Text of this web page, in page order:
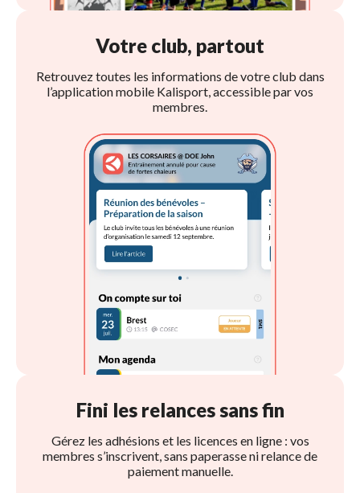
Votre club, partout
Retrouvez toutes les informations de votre club dans
l’application mobile Kalisport, accessible par vos
membres.
Fini les relances sans fin
Gérez les adhésions et les licences en ligne : vos
membres s’inscrivent, sans paperasse ni relance de
paiementmanuelle.